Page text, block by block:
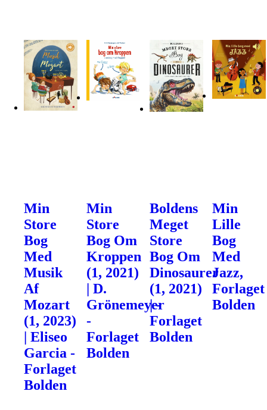
Min
Store
Bog
Med
Musik
Af
Mozart
(1, 2023)
| Eliseo
Garcia -
Forlaget
Bolden
Min
Store
Bog Om
Kroppen
(1, 2021)
| D.
Grönemeyer
-
Forlaget
Bolden
Boldens
Meget
Store
Bog Om
Dinosaurer
(1, 2021)
| -
Forlaget
Bolden
Min
Lille
Bog
Med
Jazz,
Forlaget
Bolden